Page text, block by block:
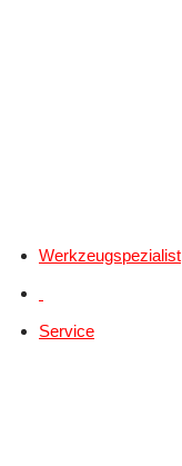
Werkzeugspezialist
Service